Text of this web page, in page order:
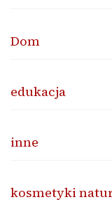
Dom
edukacja
inne
kosmetyki